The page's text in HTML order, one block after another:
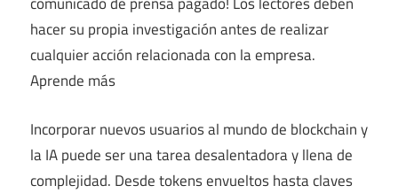
hacer su propia investigación antes de realizar
cualquier acción relacionada con la empresa.
Aprende más
Incorporar nuevos usuarios al mundo de blockchain y
la IA puede ser una tarea desalentadora y llena de
complejidad. Desde tokens envueltos hasta claves